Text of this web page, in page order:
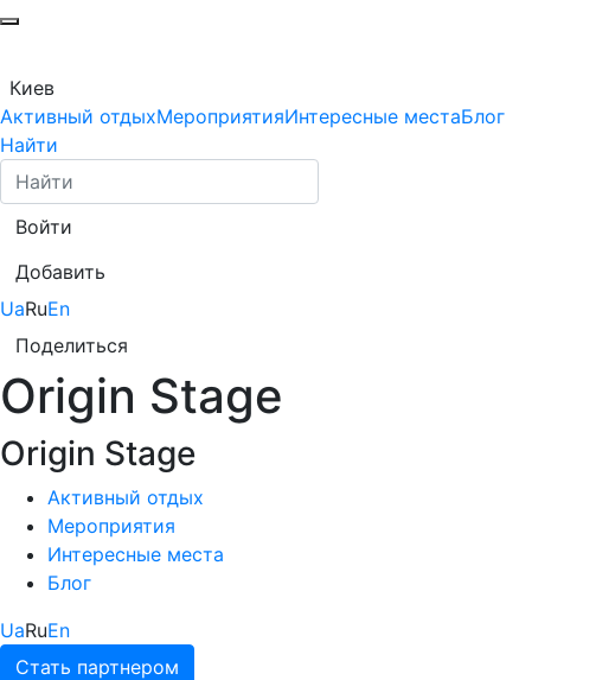
Киев
Активный отдыхМероприятияИнтересные местаБлог
Найти
Войти
Добавить
UaRuEn
Поделиться
Origin Stage
Origin Stage
Активный отдых
Мероприятия
Интересные места
Блог
UaRuEn
Стать партнером